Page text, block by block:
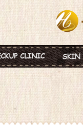
혈액종합검진
미혼여성검진
초기임신검진